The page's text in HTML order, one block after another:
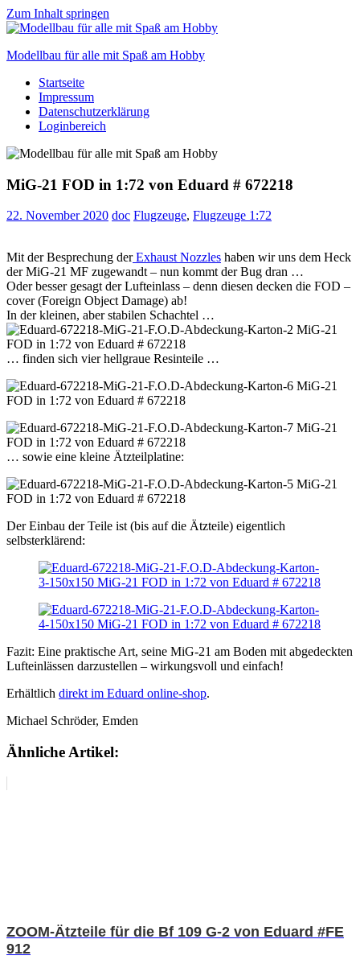
Zum Inhalt springen
Modellbau für alle mit Spaß am Hobby
Scale
modelling
to
Startseite
Impressum
Datenschutzerklärung
Loginbereich
MiG-21 FOD in 1:72 von Eduard # 672218
22. November 2020 doc Flugzeuge, Flugzeuge 1:72
Mit der Besprechung derExhaust Nozzles haben wir uns dem Heck
der MiG-21 MF zugewandt – nun kommt der Bug dran …
Oder besser gesagt der Lufteinlass – denn diesen decken die FOD –
cover (Foreign Object Damage) ab!
In der kleinen, aber stabilen Schachtel …
… finden sich vier hellgraue Resinteile …
… sowie eine kleine Ätzteilplatine:
Der Einbau der Teile ist (bis auf die Ätzteile) eigentlich
selbsterklärend:
Fazit: Eine praktische Art, seine MiG-21 am Boden mit abgedeckten
Lufteinlässen darzustellen – wirkungsvoll und einfach!
Erhältlich direkt im Eduard online-shop.
Michael Schröder, Emden
Ähnliche Artikel:
ZOOM-Ätzteile für die Bf 109 G-2 von Eduard #FE
912